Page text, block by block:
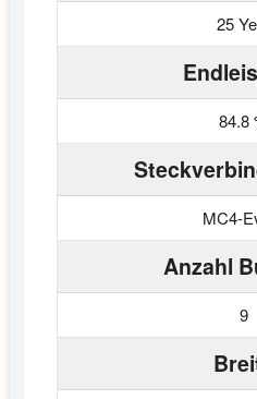
25
84.8
MC4-
Anzahl
9